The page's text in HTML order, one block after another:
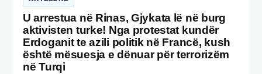
U arrestua në Rinas, Gjykata lë në burg
aktivisten turke! Nga protestat kundër
Erdoganit te azili politik në Francë, kush
është mësuesja e dënuar për terrorizëm
në Turqi